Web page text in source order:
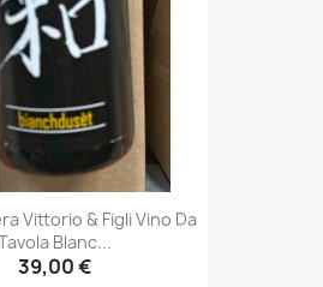
Vittorio & Figli Vino Da
Blanc...
39,00 €